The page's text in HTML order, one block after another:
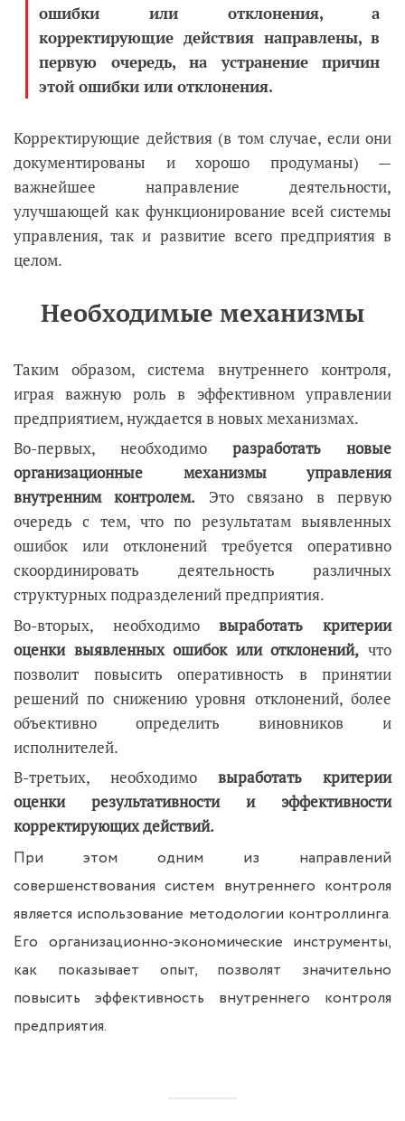
ошибки или отклонения, а
корректирующие действия направлены, в
первую очередь, на устранение причин
этой ошибки или отклонения.
Корректирующие действия (в том случае, если они
документированы и хорошо продуманы) —
важнейшее направление деятельности,
улучшающей как функционирование всей системы
управления, так и развитие всего предприятия в
целом.
Необходимые механизмы
Таким образом, система внутреннего контроля,
играя важную роль в эффективном управлении
предприятием, нуждается в новых механизмах.
Во-первых, необходимо разработать новые
организационные механизмы управления
внутренним контролем. Это связано в первую
очередь с тем, что по результатам выявленных
ошибок или отклонений требуется оперативно
скоординировать деятельность различных
структурных подразделений предприятия.
Во-вторых, необходимовыработать критерии
оценки выявленных ошибок или отклонений, что
позволит повысить оперативность в принятии
решений по снижению уровня отклонений, более
объективно определить виновников и
исполнителей.
В-третьих, необходимо выработать критерии
оценки результативности и эффективности
корректирующих действий.
При этом одним из направлений
совершенствования систем внутреннего контроля
является использование методологии контроллинга.
Его организационно-экономические инструменты,
как показывает опыт, позволят значительно
повысить эффективность внутреннего контроля
предприятия.